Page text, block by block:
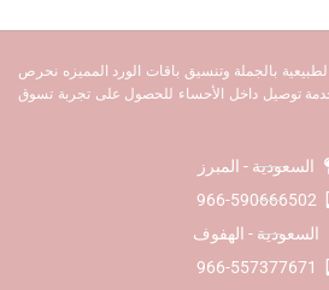
بالجملة وتنسيق باقات الورد المميزه نحرص
خدمة توصيل داخل الأحساء للحصول على تجربة تسوق
السعودية - المبرز
966-590666502
السعودية - الهفوف
966-557377671